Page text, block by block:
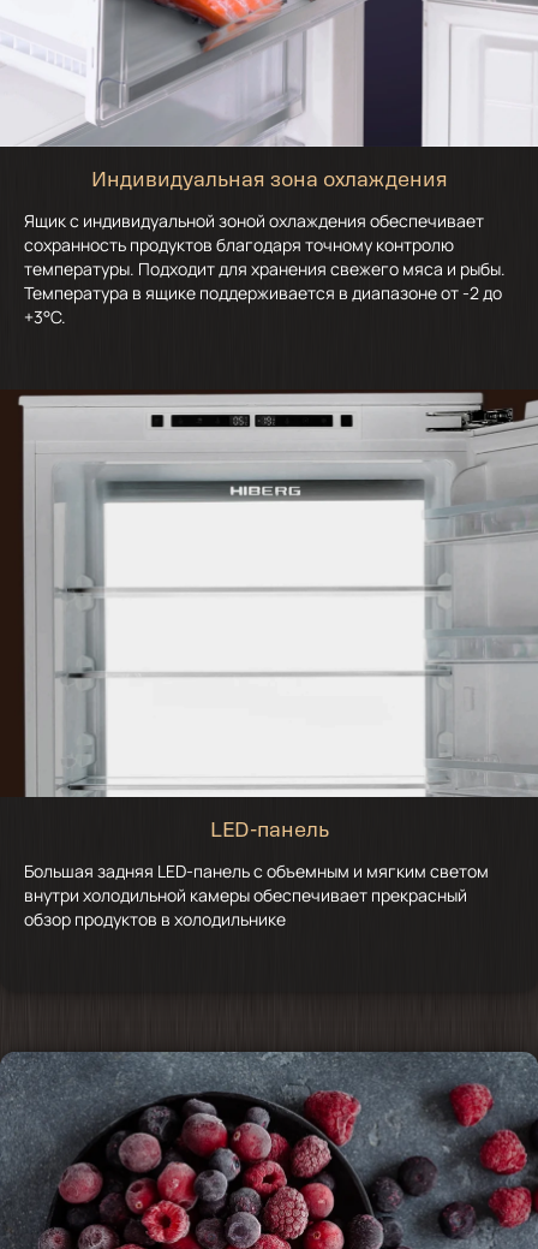
Индивидуальная зона охлаждения
Ящик с индивидуальной зоной охлаждения обеспечивает
сохранность продуктов благодаря точному контролю
температуры. Подходит для хранения свежего мяса и рыбы.
Температура в ящике поддерживается в диапазоне от -2 до
+3°C.
LED-панель
Большая задняя LED-панель с объемным и мягким светом
внутри холодильной камеры обеспечивает прекрасный
обзор продуктов в холодильнике